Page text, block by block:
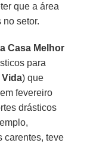
que a área
setor.
Casa Melhor
para
Vida) que
fevereiro
drásticos
carentes, teve